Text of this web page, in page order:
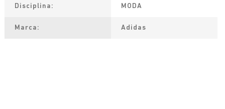
Disciplina MODA
Marca Adidas